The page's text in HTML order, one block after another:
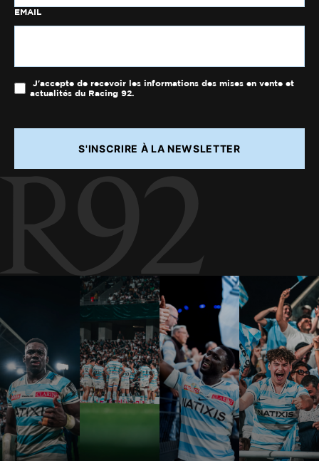
EMAIL
J'accepte de recevoir les informations des mises en vente et
actualités du Racing 92.
S'INSCRIRE À LA NEWSLETTER